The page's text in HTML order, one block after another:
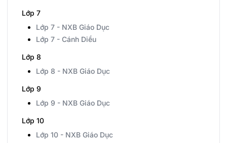
Lớp 7
Lớp 7 - NXB Giáo Dục
Lớp 7 - Cánh Diều
Lớp 8
Lớp 8 - NXB Giáo Dục
Lớp 9
Lớp 9 - NXB Giáo Dục
Lớp 10
Lớp 10 - NXB Giáo Dục